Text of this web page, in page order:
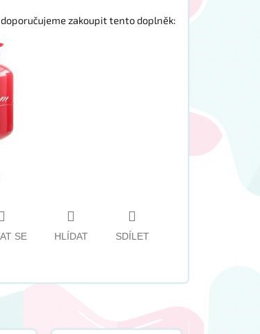
zakoupit tento doplněk:
SE HLÍDAT SDÍLET